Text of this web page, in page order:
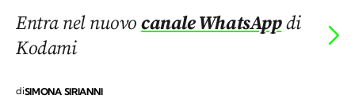
Entra nel nuovocanale WhatsAppdi
Kodami
diSIMONA SIRIANNI